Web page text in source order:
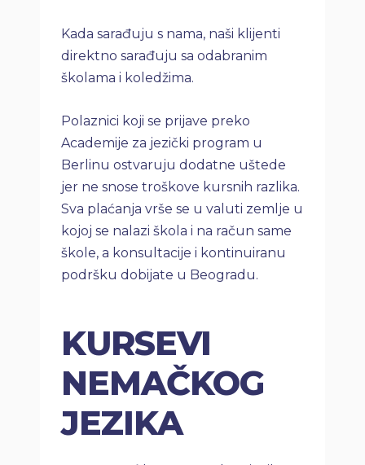
Kada sarađuju s nama, naši klijenti
direktno sarađuju sa odabranim
školama i koledžima.
Polaznici koji se prijave preko
Academije za jezički program u
Berlinu ostvaruju dodatne uštede
jer ne snose troškove kursnih razlika.
Sva plaćanja vrše se u valuti zemlje u
kojoj se nalazi škola i na račun same
škole, a konsultacije i kontinuiranu
podršku dobijate u Beogradu.
KURSEVI
NEMAČKOG
JEZIKA